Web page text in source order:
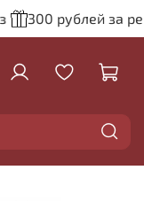
300 рублей за